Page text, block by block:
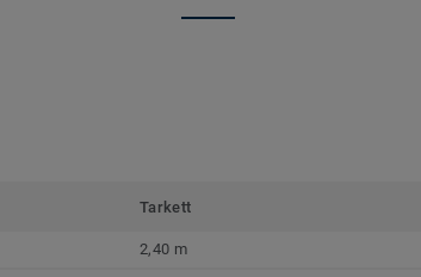
Tarkett
2,40 m